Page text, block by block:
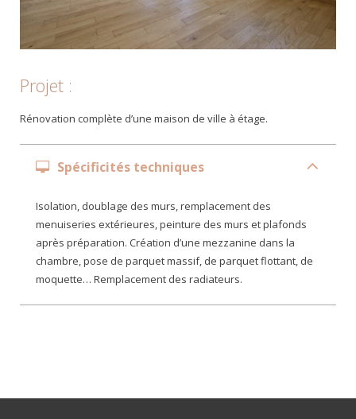
Projet :
Rénovation complète d’une maison de ville à étage.
Spécificités techniques
Isolation, doublage des murs, remplacement des
menuiseries extérieures, peinture des murs et plafonds
après préparation. Création d’une mezzanine dans la
chambre, pose de parquet massif, de parquet flottant, de
moquette… Remplacement des radiateurs.